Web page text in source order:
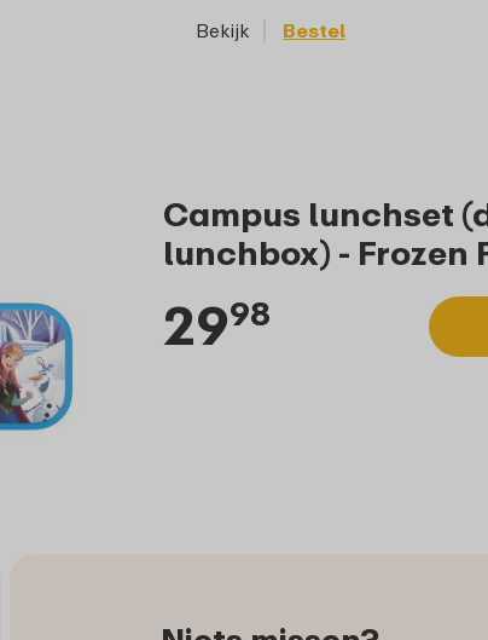
Bekijk Bestel
Campus lunchset
lunchbox) - Frozen
2998